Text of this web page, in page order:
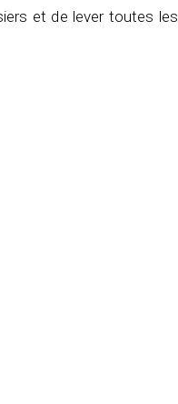
et de lever toutes les